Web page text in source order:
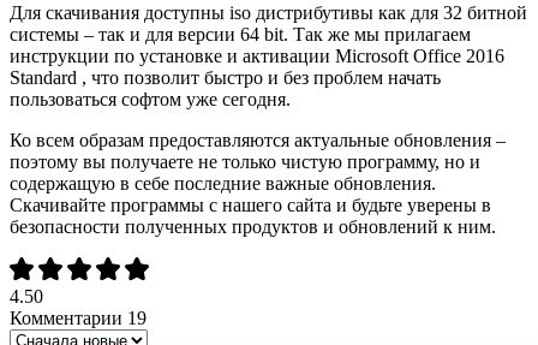
Для скачивания доступны iso дистрибутивы как для 32 битной
системы – так и для версии 64 bit. Так же мы прилагаем
инструкции по установке и активации Microsoft Office 2016
Standard , что позволит быстро и без проблем начать
пользоваться софтом уже сегодня.
Ко всем образам предоставляются актуальные обновления –
поэтому вы получаете не только чистую программу, но и
содержащую в себе последние важные обновления.
Скачивайте программы с нашего сайта и будьте уверены в
безопасности полученных продуктов и обновлений к ним.
4.50
Комментарии 19